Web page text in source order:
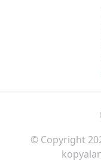
© Copyright